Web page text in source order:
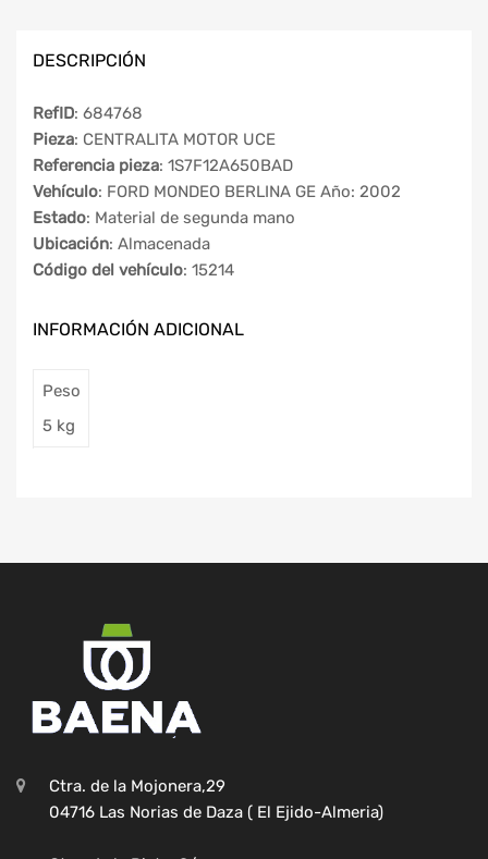
DESCRIPCIÓN
RefID: 684768
Pieza: CENTRALITA MOTOR UCE
Referencia pieza: 1S7F12A650BAD
Vehículo: FORD MONDEO BERLINA GE Año: 2002
Estado: Material de segunda mano
Ubicación: Almacenada
Código del vehículo: 15214
INFORMACIÓN ADICIONAL
Peso
5 kg
Ctra. de la Mojonera,29
04716 Las Norias de Daza ( El Ejido-Almeria)